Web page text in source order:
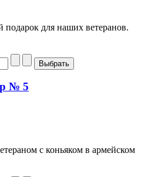
для наших ветеранов.
№ 5
с коньяком в армейском